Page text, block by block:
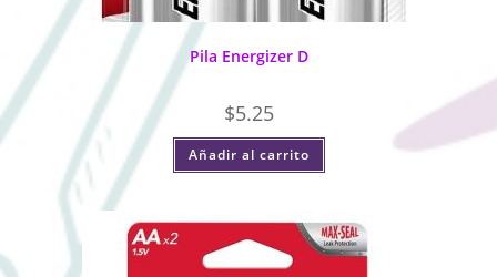
Pila Energizer D
$5.25
Añadir al carrito